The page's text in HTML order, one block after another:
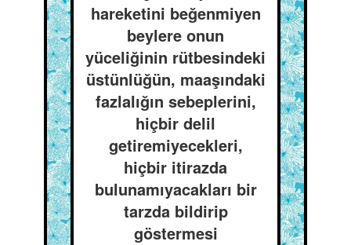
hareketini beğenmiyen
beylere onun
yüceliğinin rütbesindeki
üstünlüğün, maaşındaki
fazlalığın sebeplerini,
hiçbir delil
getiremiyecekleri,
hiçbir itirazda
bulunamıyacakları bir
tarzda bildirip
göstermesi